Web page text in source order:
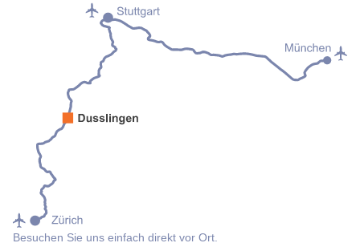
Besuchen Sie uns einfach direkt vor Ort.